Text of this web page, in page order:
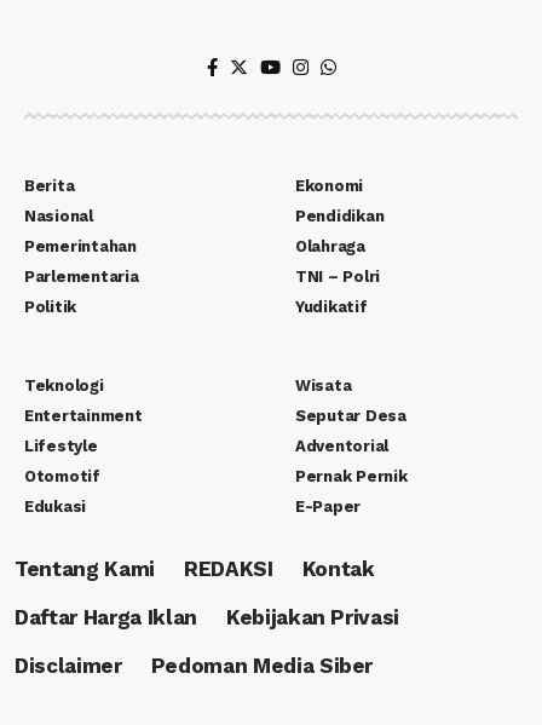
Berita
Nasional
Pemerintahan
Parlementaria
Politik
Ekonomi
Pendidikan
Olahraga
TNI – Polri
Yudikatif
Teknologi
Entertainment
Lifestyle
Otomotif
Edukasi
Wisata
Seputar Desa
Adventorial
Pernak Pernik
E-Paper
Tentang Kami REDAKSI
Kontak
Daftar Harga Iklan
Kebijakan Privasi
Disclaimer
Pedoman Media Siber